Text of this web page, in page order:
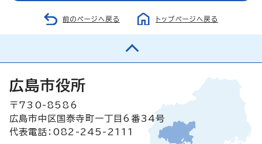
前のページへ戻る トップページへ戻る
広島市役所
〒730-8586
広島市中区国泰寺町一丁目6番34号
代表電話：082-245-2111